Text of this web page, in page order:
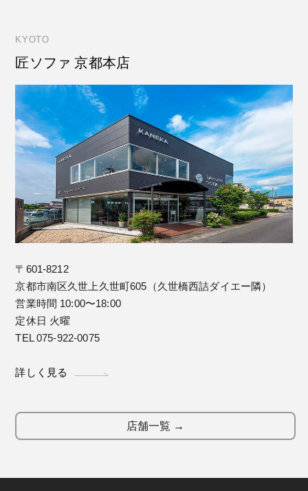
KYOTO
匠ソファ 京都本店
〒601-8212
京都市南区久世上久世町605（久世橋西詰ダイエー隣）
営業時間 10:00〜18:00
定休日 火曜
TEL 075-922-0075
詳しく見る
店舗一覧 →